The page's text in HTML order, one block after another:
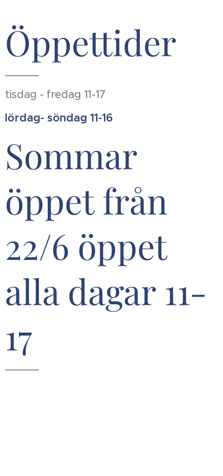
Öppettider
tisdag - fredag 11-17
lördag- söndag 11-16
Sommar
öppet från
22/6 öppet
alla dagar 11-
17